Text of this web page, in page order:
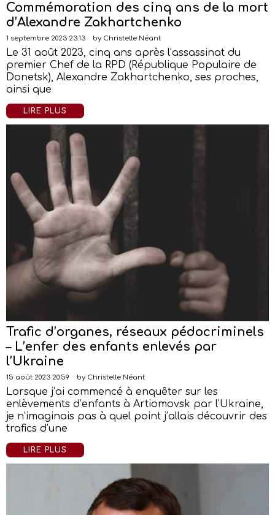
Commémoration des cinq ans de la mort
d’Alexandre Zakhartchenko
1 septembre 2023 23:13 by Christelle Néant
Le 31 août 2023, cinq ans après l’assassinat du
premier Chef de la RPD (République Populaire de
Donetsk), Alexandre Zakhartchenko, ses proches,
ainsi que
LIRE PLUS
Trafic d’organes, réseaux pédocriminels
– L’enfer des enfants enlevés par
l’Ukraine
15 août 2023 20:59 by Christelle Néant
Lorsque j’ai commencé à enquêter sur les
enlèvements d’enfants à Artiomovsk par l’Ukraine,
je n’imaginais pas à quel point j’allais découvrir des
trafics d’une
LIRE PLUS